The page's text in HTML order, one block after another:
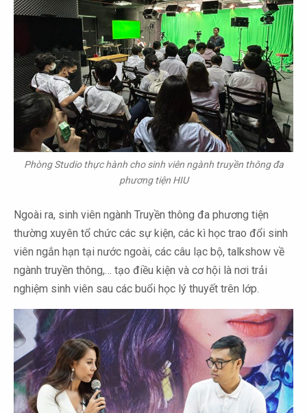
Phòng Studio thực hành cho sinh viên ngành truyền thông đa
phương tiện HIU
Ngoài ra, sinh viên ngành Truyền thông đa phương tiện
thường xuyên tổ chức các sự kiện, các kì học trao đổi sinh
viên ngắn hạn tại nước ngoài, các câu lạc bộ, talkshow về
ngành truyền thông,… tạo điều kiện và cơ hội là nơi trải
nghiệm sinh viên sau các buổi học lý thuyết trên lớp.